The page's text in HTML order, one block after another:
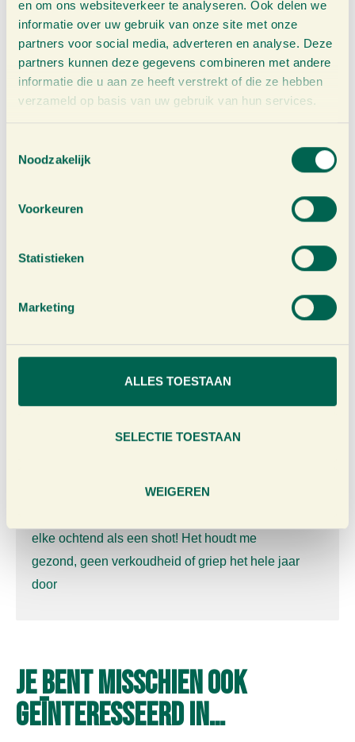
en om ons websiteverkeer te analyseren. Ook delen we
informatie over uw gebruik van onze site met onze
partners voor social media, adverteren en analyse. Deze
partners kunnen deze gegevens combineren met andere
informatie die u aan ze heeft verstrekt of die ze hebben
verzameld op basis van uw gebruik van hun services.
Noodzakelijk
Voorkeuren
Statistieken
Marketing
ALLES TOESTAAN
SELECTIE TOESTAAN
WEIGEREN
is zeer goed van smaak en lekker pittig. De flessen
zijn ongeopend langhoudbaar en ook na opening
nog zeker drie weken goed. Het scheelt me
een hoop gedoe met zelf bereiden en de kwaliteit is
aangevuld.
Hans van der Taelen
Puur sap, zonder
toegevoegde suikers! Leveringen
afgehandeld.
Eenvoudig te bestellen, snelle levering.
elke ochtend als een shot! Het houdt me
gezond, geen verkoudheid of griep het hele jaar
door
Je bent misschien ook
geïnteresseerd in…